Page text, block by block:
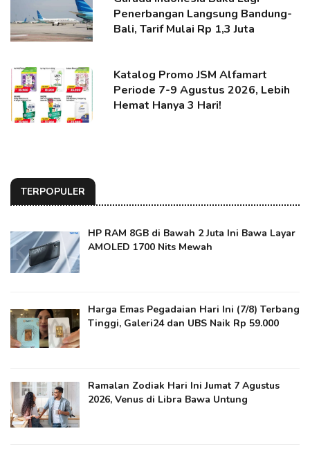
Penerbangan Langsung Bandung-
Bali, Tarif Mulai Rp 1,3 Juta
Katalog Promo JSM Alfamart
Periode 7-9 Agustus 2026, Lebih
Hemat Hanya 3 Hari!
TERPOPULER
HP RAM 8GB di Bawah 2 Juta Ini Bawa Layar
AMOLED 1700 Nits Mewah
Harga Emas Pegadaian Hari Ini (7/8) Terbang
Tinggi, Galeri24 dan UBS Naik Rp 59.000
Ramalan Zodiak Hari Ini Jumat 7 Agustus
2026, Venus di Libra Bawa Untung